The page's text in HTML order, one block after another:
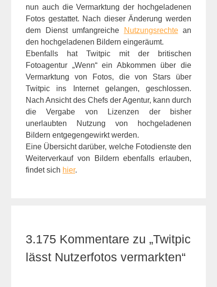
nun auch die Vermarktung der hochgeladenen
Fotos gestattet. Nach dieser Änderung werden
dem Dienst umfangreiche
Nutzungsrechtean
den hochgeladenen Bildern eingeräumt.
Ebenfalls hat Twitpic mit der britischen
Fotoagentur „Wenn“ ein Abkommen über die
Vermarktung von Fotos, die von Stars über
Twitpic ins Internet gelangen, geschlossen.
Nach Ansicht des Chefs der Agentur, kann durch
die Vergabe von Lizenzen der bisher
unerlaubten Nutzung von hochgeladenen
Bildern entgegengewirkt werden.
Eine Übersicht darüber, welche Fotodienste den
Weiterverkauf von Bildern ebenfalls erlauben,
findet sich hier.
3.175 Kommentare zu „Twitpic
lässt Nutzerfotos vermarkten“